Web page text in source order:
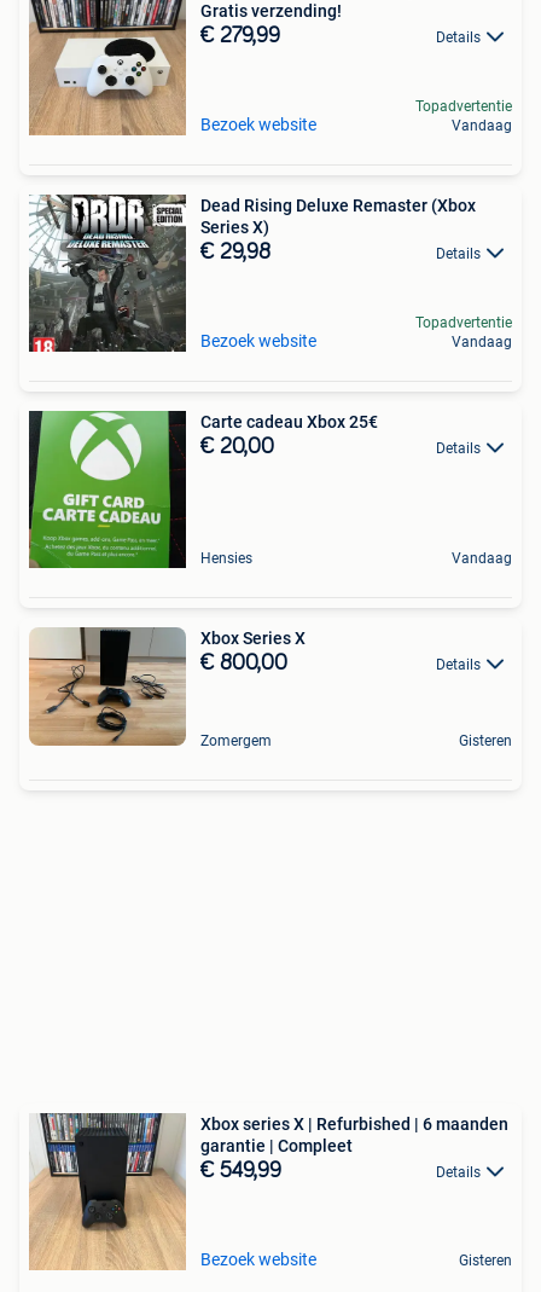
Gratis verzending!
€ 279,99 Details
Bezoek website
Topadvertentie
Vandaag
Dead Rising Deluxe Remaster (Xbox
Series X)
€ 29,98 Details
Bezoek website
Topadvertentie
Vandaag
Carte cadeau Xbox 25€
€ 20,00 Details
Hensies Vandaag
Xbox Series X
€ 800,00 Details
Zomergem Gisteren
Xbox series X | Refurbished | 6 maanden
garantie | Compleet
€ 549,99 Details
Bezoek website Gisteren